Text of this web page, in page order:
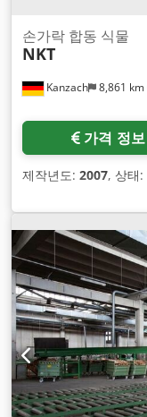
Kanzach 8,861 km
손가락 합동 식물
NKT
가격 정보
제작년도: 2007, 상태: